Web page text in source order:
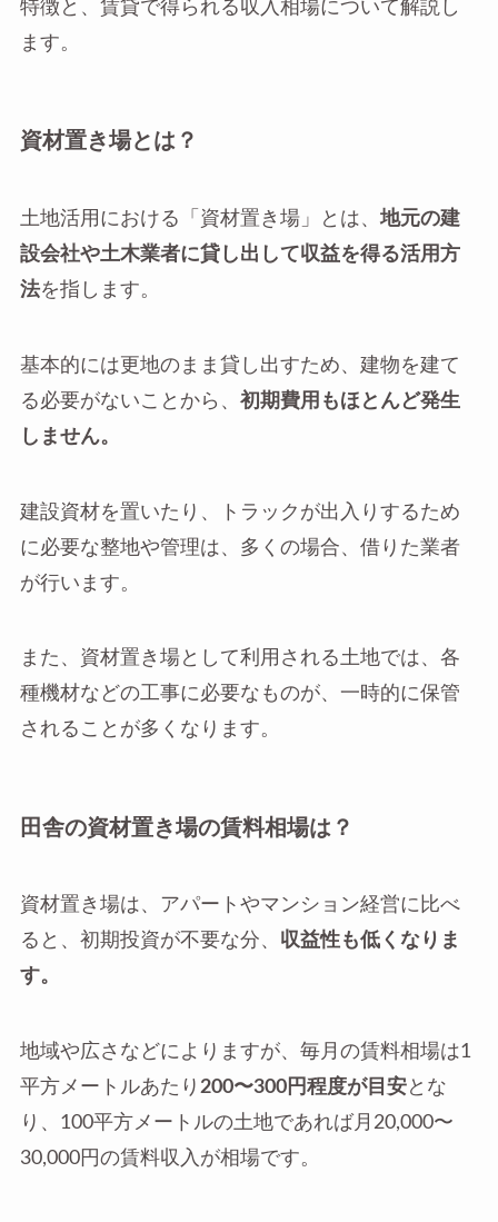
特徴と、賃貸で得られる収入相場について解説し
ます。
資材置き場とは？
土地活用における「資材置き場」とは、 地元の建
設会社や土木業者に貸し出して収益を得る活用方
法を指します。
基本的には更地のまま貸し出すため、建物を建て
る必要がないことから、 初期費用もほとんど発生
しません。
建設資材を置いたり、トラックが出入りするため
に必要な整地や管理は、多くの場合、借りた業者
が行います。
また、資材置き場として利用される土地では、各
種機材などの工事に必要なものが、一時的に保管
されることが多くなります。
田舎の資材置き場の賃料相場は？
資材置き場は、アパートやマンション経営に比べ
ると、初期投資が不要な分、 収益性も低くなりま
す。
地域や広さなどによりますが、毎月の賃料相場は1
平方メートルあたり 200〜300円程度が目安とな
り、100平方メートルの土地であれば月20,000〜
30,000円の賃料収入が相場です。